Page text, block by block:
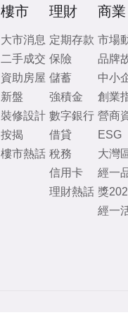
樓市
大市消息
二手成交
資助房屋
新盤
裝修設計
按揭
樓市熱話
理財
定期存款
保險
儲蓄
強積金
數字銀行
借貸
稅務
信用卡
理財熱話
商業
市場
品牌
中小
創業
營商
ESG
大灣
經一
獎
經一